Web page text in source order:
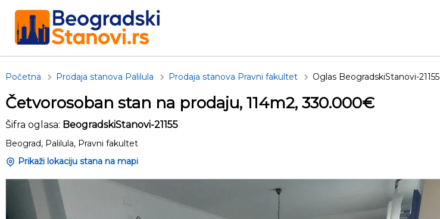
Početna Prodaja stanova Palilula Prodaja stanova Pravni fakultet Oglas BeogradskiStanovi-21155
Četvorosoban stan na prodaju, 114m2, 330.000€
Šifra oglasa: BeogradskiStanovi-21155
Beograd, Palilula, Pravni fakultet
Prikaži lokaciju stana na mapi